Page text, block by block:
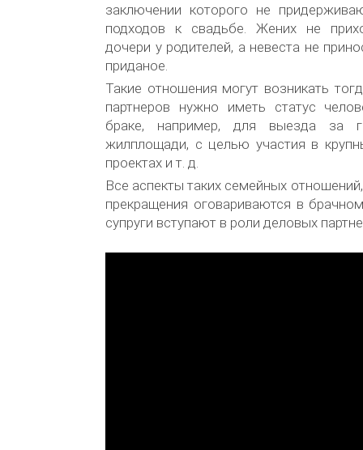
заключении которого не
подходов к свадьбе. Жених не
дочери у родителей, а невеста не
приданое.
Такие отношения могут возникать
партнеров нужно иметь статус
браке, например, для выезда за
жилплощади, с целью участия в
проектах и т. д.
Все аспекты таких семейных
прекращения оговариваются в
супруги вступают в роли деловых